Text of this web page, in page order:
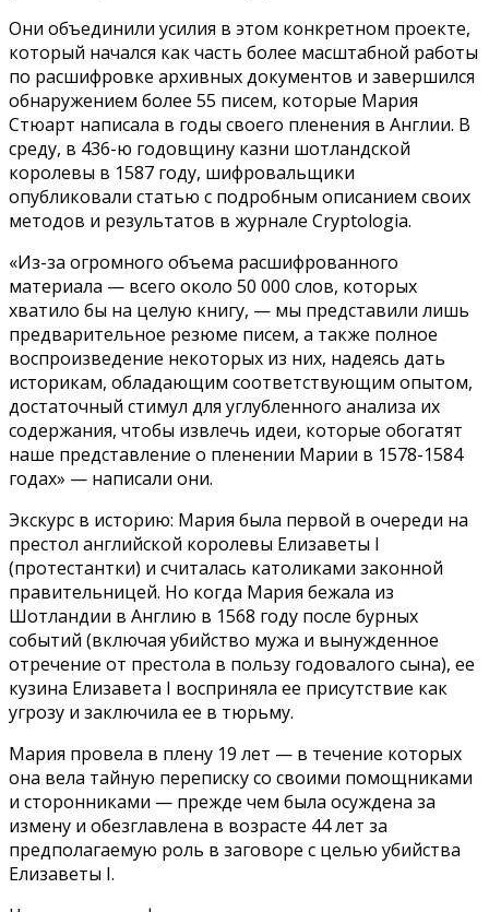
Они объединили усилия в этом конкретном проекте,
который начался как часть более масштабной работы
по расшифровке архивных документов и завершился
обнаружением более 55 писем, которые Мария
Стюарт написала в годы своего пленения в Англии. В
среду, в 436-ю годовщину казни шотландской
королевы в 1587 году, шифровальщики
опубликовали статью с подробным описанием своих
методов и результатов в журнале Cryptologia.
«Из-за огромного объема расшифрованного
материала — всего около 50 000 слов, которых
хватило бы на целую книгу, — мы представили лишь
предварительное резюме писем, а также полное
воспроизведение некоторых из них, надеясь дать
историкам, обладающим соответствующим опытом,
достаточный стимул для углубленного анализа их
содержания, чтобы извлечь идеи, которые обогатят
наше представление о пленении Марии в 1578-1584
годах» — написали они.
Экскурс в историю: Мария была первой в очереди на
престол английской королевы Елизаветы I
(протестантки) и считалась католиками законной
правительницей. Но когда Мария бежала из
Шотландии в Англию в 1568 году после бурных
событий (включая убийство мужа и вынужденное
отречение от престола в пользу годовалого сына), ее
кузина Елизавета I восприняла ее присутствие как
угрозу и заключила ее в тюрьму.
Мария провела в плену 19 лет — в течение которых
она вела тайную переписку со своими помощниками
и сторонниками — прежде чем была осуждена за
измену и обезглавлена в возрасте 44 лет за
предполагаемую роль в заговоре с целью убийства
Елизаветы I.